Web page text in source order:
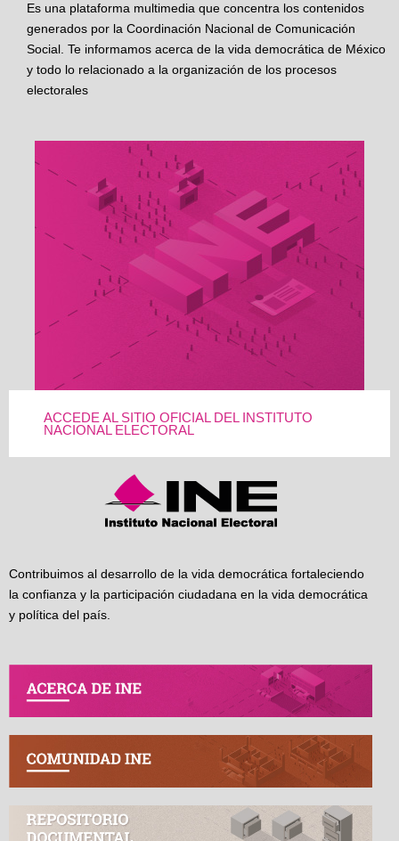
Es una plataforma multimedia que concentra los contenidos
generados por la Coordinación Nacional de Comunicación
Social. Te informamos acerca de la vida democrática de México
y todo lo relacionado a la organización de los procesos
electorales
ACCEDE AL SITIO OFICIAL DEL INSTITUTO
NACIONAL ELECTORAL
Contribuimos al desarrollo de la vida democrática fortaleciendo
la confianza y la participación ciudadana en la vida democrática
y política del país.